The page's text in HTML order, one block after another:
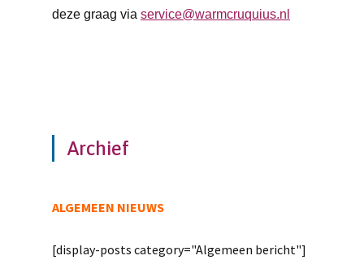
Archief
ALGEMEEN NIEUWS
[display-posts category="Algemeen bericht"]
deze graag via service@warmcruquius.nl